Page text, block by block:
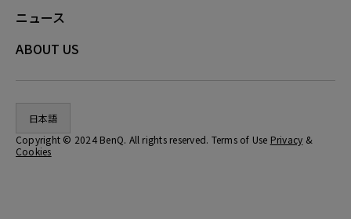
ニュース
ABOUT US
日本語
Copyright © 2024 BenQ. All rights reserved. Terms of Use Privacy &
Cookies